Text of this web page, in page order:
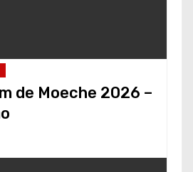
de Moeche 2026 –